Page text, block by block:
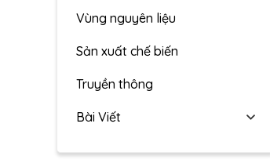
Vùng nguyên liệu
Sản xuất chế biến
Truyền thông
Bài Viết